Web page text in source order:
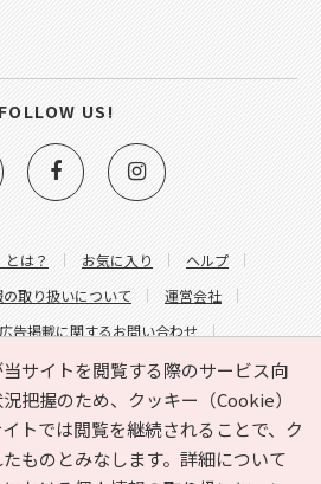
サイトを閲覧する際のサービス向
把握のため、クッキー（Cookie）
トでは閲覧を継続されることで、ク
ものとみなします。詳細について
とは？ お気に入り
ヘルプ
取り扱いについて
運営会社
広告掲載に関するお問い合わせ
容に関するお問い合わせ
FOLLOW US!